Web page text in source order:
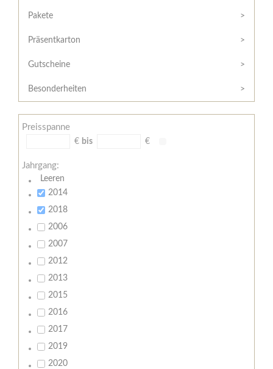
/
Widerrufsformular
AGB
Zahlungsbedingungen
Meine
Pakete
Präsentkarton
Gutscheine
Besonderheiten
Preisspanne
€ bis €
Jahrgang:
Leeren
2014
2018
2006
2007
2012
2013
2015
2016
2017
2019
2020